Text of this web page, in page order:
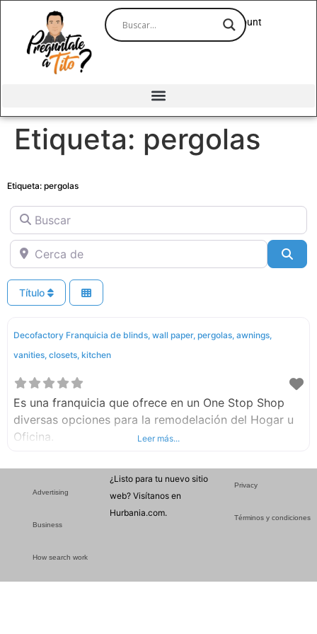
Account
Etiqueta: pergolas
Etiqueta: pergolas
Buscar
Cerca de
Título
Decofactory Franquicia de blinds, wall paper, pergolas, awnings,
vanities, closets, kitchen
Es una franquicia que ofrece en un One Stop Shop
diversas opciones para la remodelación del Hogar u
Oficina.
Leer más...
Advertising
Business
How search work
¿Listo para tu nuevo sitio
web? Visítanos en
Hurbania.com.
Privacy
Términos y condiciones